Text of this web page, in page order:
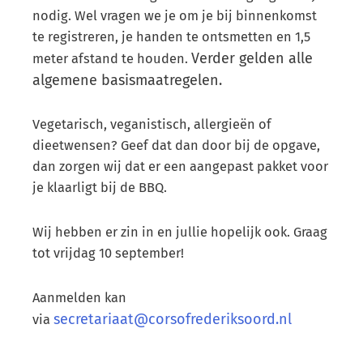
nodig. Wel vragen we je om je bij binnenkomst
te registreren, je handen te ontsmetten en 1,5
meter afstand te houden. Verder gelden alle
algemene basismaatregelen.
Vegetarisch, veganistisch, allergieën of
dieetwensen? Geef dat dan door bij de opgave,
dan zorgen wij dat er een aangepast pakket voor
je klaarligt bij de BBQ.
Wij hebben er zin in en jullie hopelijk ook. Graag
tot vrijdag 10 september!
Aanmelden kan
via secretariaat@corsofrederiksoord.nl